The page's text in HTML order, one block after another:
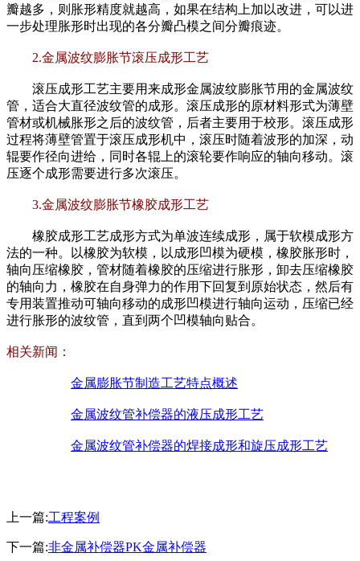
瓣越多，则胀形精度就越高，如果在结构上加以改进，可以进
一步处理胀形时出现的各分瓣凸模之间分瓣痕迹。
2.金属波纹膨胀节滚压成形工艺
滚压成形工艺主要用来成形金属波纹膨胀节用的金属波纹
管，适合大直径波纹管的成形。滚压成形的原材料形式为薄壁
管材或机械胀形之后的波纹管，后者主要用于校形。滚压成形
过程将薄壁管置于滚压成形机中，滚压时随着波形的加深，动
辊要作径向进给，同时各辊上的滚轮要作响应的轴向移动。滚
压逐个成形需要进行多次滚压。
3.金属波纹膨胀节橡胶成形工艺
橡胶成形工艺成形方式为单波连续成形，属于软模成形方
法的一种。以橡胶为软模，以成形凹模为硬模，橡胶胀形时，
轴向压缩橡胶，管材随着橡胶的压缩进行胀形，卸去压缩橡胶
的轴向力，橡胶在自身弹力的作用下回复到原始状态，然后有
专用装置推动可轴向移动的成形凹模进行轴向运动，压缩已经
进行胀形的波纹管，直到两个凹模轴向贴合。
相关新闻：
金属膨胀节制造工艺特点概述
金属波纹管补偿器的液压成形工艺
金属波纹管补偿器的焊接成形和旋压成形工艺
上一篇:工程案例
下一篇:非金属补偿器PK金属补偿器